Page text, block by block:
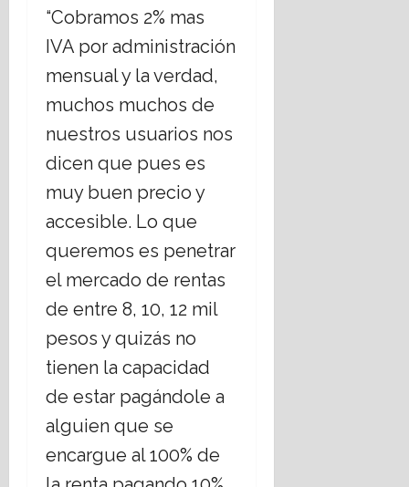
“Cobramos 2% mas
IVA por administración
mensual y la verdad,
muchos muchos de
nuestros usuarios nos
dicen que pues es
muy buen precio y
accesible. Lo que
queremos es penetrar
el mercado de rentas
de entre 8, 10, 12 mil
pesos y quizás no
tienen la capacidad
de estar pagándole a
alguien que se
encargue al 100% de